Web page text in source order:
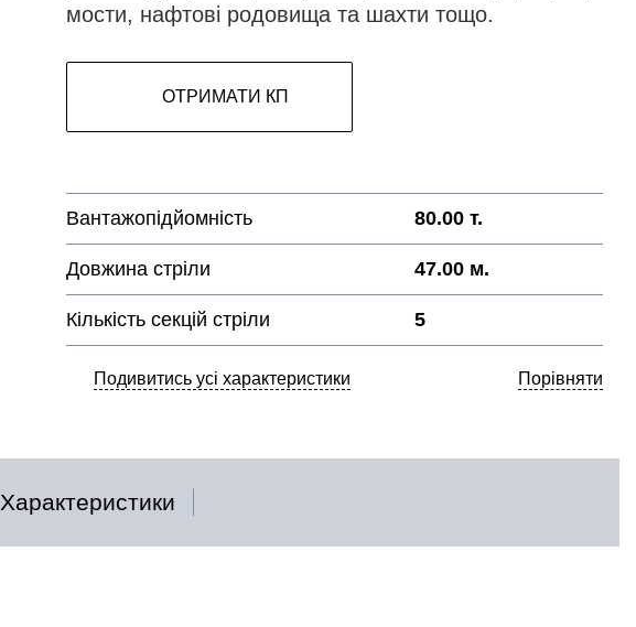
мости, нафтові родовища та шахти тощо.
ОТРИМАТИ КП
Вантажопідйомність 80.00 т.
Довжина стріли 47.00 м.
Кількість секцій стріли 5
Подивитись усі характеристики Порівняти
Характеристики